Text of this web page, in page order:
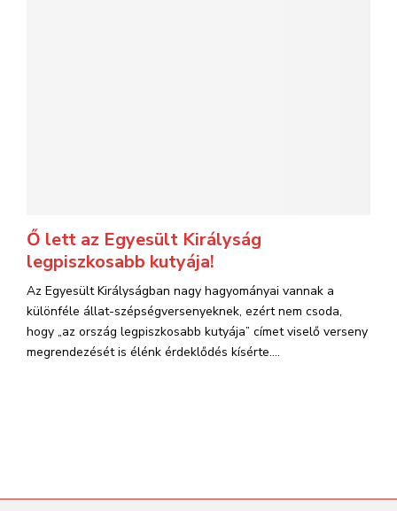
Ő lett az Egyesült Királyság
legpiszkosabb kutyája!
Az Egyesült Királyságban nagy hagyományai vannak a
különféle állat-szépségversenyeknek, ezért nem csoda,
hogy „az ország legpiszkosabb kutyája” címet viselő verseny
megrendezését is élénk érdeklődés kísérte....